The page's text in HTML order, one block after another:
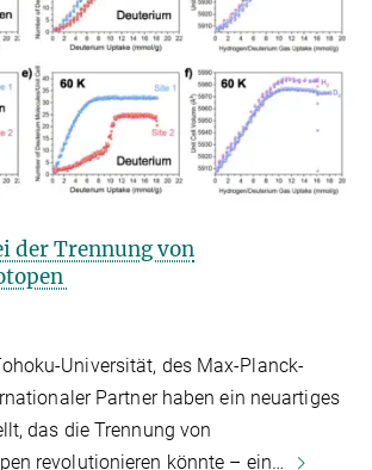
der Trennung von
Universität, des Max-Planck-
Partner haben ein neuartiges
das die Trennung von
revolutionieren könnte – ein…